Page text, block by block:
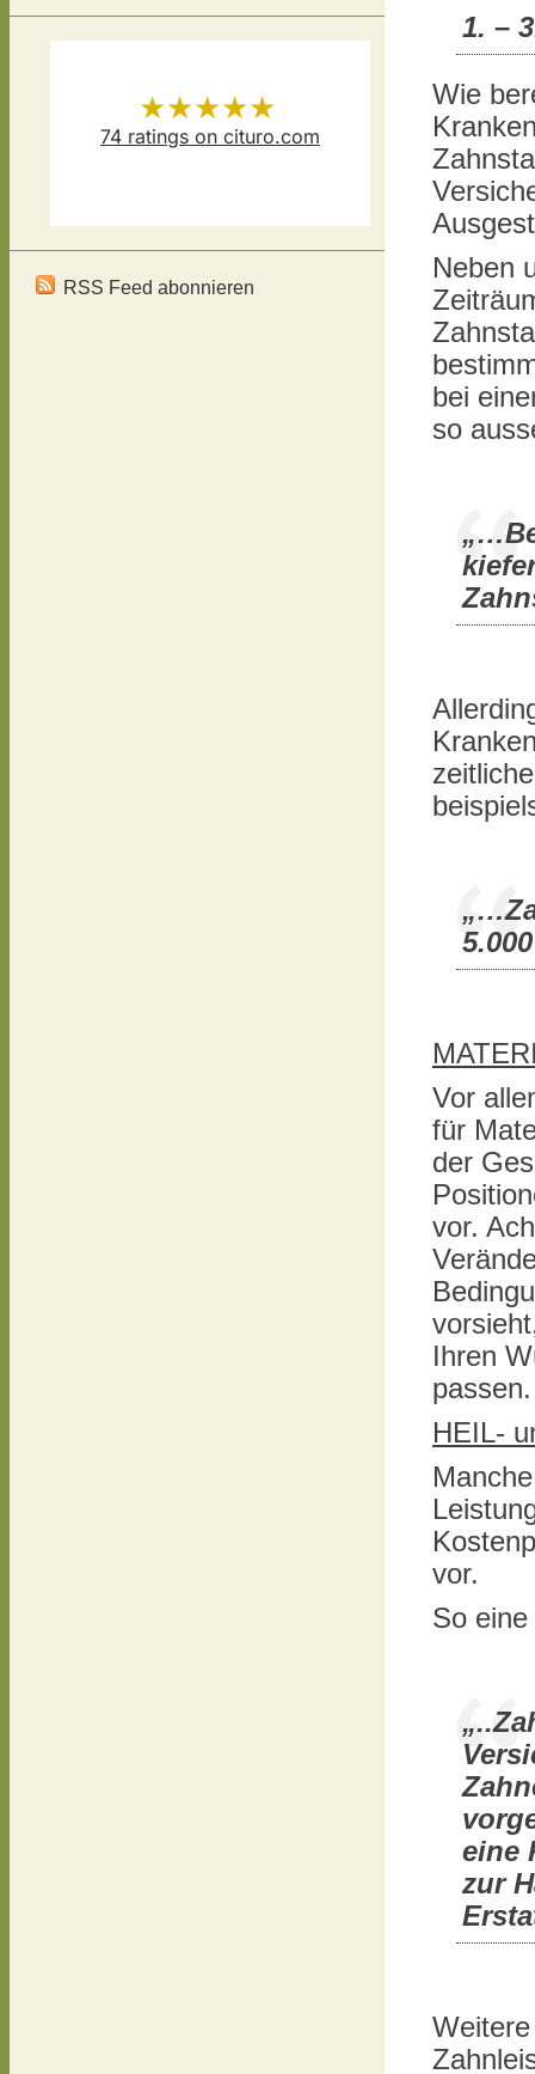
1. –
Wie
Neben
bei
so
Vor
für
der
vor.
Ihren
passen.
HEIL-
vor.
So
eine
zur
Schösserhas
★★★★★
74 ratings on cituro.com
RSS Feed abonnieren